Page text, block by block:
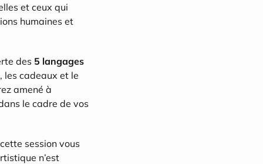
et ceux qui
humaines et
des 5 langages
les cadeaux et le
amené à
le cadre de vos
session vous
n’est